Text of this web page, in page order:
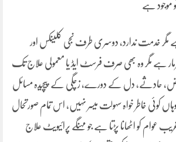
موجود ہے
ہے مگر خدمت ندارد، دوسری طرف نجی کلینکس اور
ہے مگر وہ بھی صرف فرسٹ ایڈ یا معمولی علاج تک
حادثے، دل کے دورے، زچگی کے پیچیدہ مسائل
کوئی خاطر خواہ سہولت میسر نہیں، اس تمام صورتحال
کو اٹھانا پڑتا ہے جو مہنگے پرائیویٹ علاج